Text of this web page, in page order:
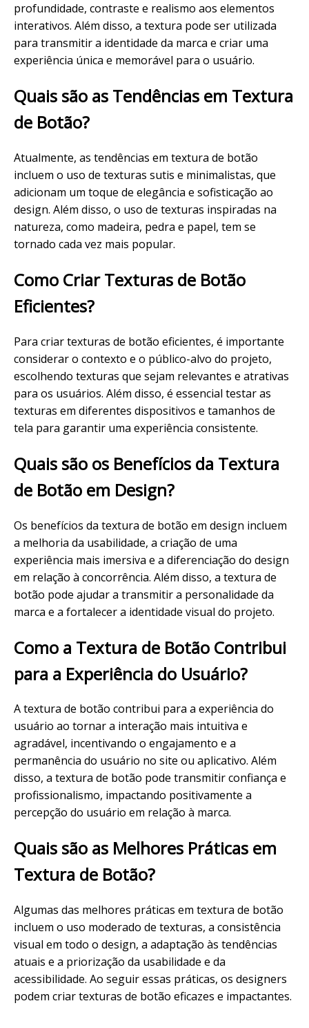
profundidade, contraste e realismo aos elementos
interativos. Além disso, a textura pode ser utilizada
para transmitir a identidade da marca e criar uma
experiência única e memorável para o usuário.
Quais são as Tendências em Textura
de Botão?
Atualmente, as tendências em textura de botão
incluem o uso de texturas sutis e minimalistas, que
adicionam um toque de elegância e sofisticação ao
design. Além disso, o uso de texturas inspiradas na
natureza, como madeira, pedra e papel, tem se
tornado cada vez mais popular.
Como Criar Texturas de Botão
Eficientes?
Para criar texturas de botão eficientes, é importante
considerar o contexto e o público-alvo do projeto,
escolhendo texturas que sejam relevantes e atrativas
para os usuários. Além disso, é essencial testar as
texturas em diferentes dispositivos e tamanhos de
tela para garantir uma experiência consistente.
Quais são os Benefícios da Textura
de Botão em Design?
Os benefícios da textura de botão em design incluem
a melhoria da usabilidade, a criação de uma
experiência mais imersiva e a diferenciação do design
em relação à concorrência. Além disso, a textura de
botão pode ajudar a transmitir a personalidade da
marca e a fortalecer a identidade visual do projeto.
Como a Textura de Botão Contribui
para a Experiência do Usuário?
A textura de botão contribui para a experiência do
usuário ao tornar a interação mais intuitiva e
agradável, incentivando o engajamento e a
permanência do usuário no site ou aplicativo. Além
disso, a textura de botão pode transmitir confiança e
profissionalismo, impactando positivamente a
percepção do usuário em relação à marca.
Quais são as Melhores Práticas em
Textura de Botão?
Algumas das melhores práticas em textura de botão
incluem o uso moderado de texturas, a consistência
visual em todo o design, a adaptação às tendências
atuais e a priorização da usabilidade e da
acessibilidade. Ao seguir essas práticas, os designers
podem criar texturas de botão eficazes e impactantes.